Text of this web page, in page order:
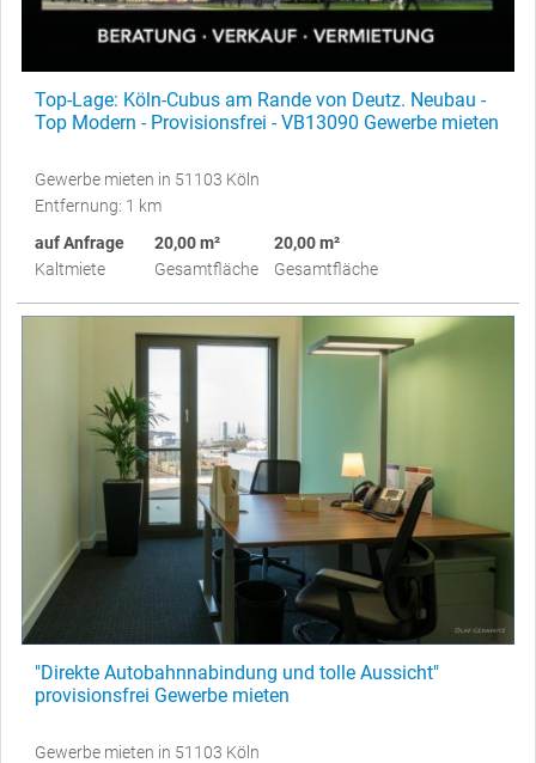
Top-Lage: Köln-Cubus am Rande von Deutz. Neubau -
Top Modern - Provisionsfrei - VB13090 Gewerbe mieten
Gewerbe mieten in 51103 Köln
Entfernung: 1 km
auf Anfrage
Kaltmiete
20,00 m²
Gesamtfläche
20,00 m²
Gesamtfläche
"Direkte Autobahnnabindung und tolle Aussicht"
provisionsfrei Gewerbe mieten
Gewerbe mieten in 51103 Köln